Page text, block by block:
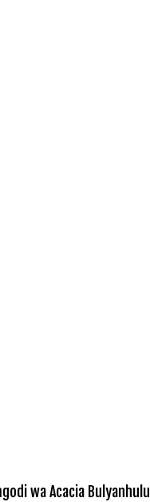
wa Acacia